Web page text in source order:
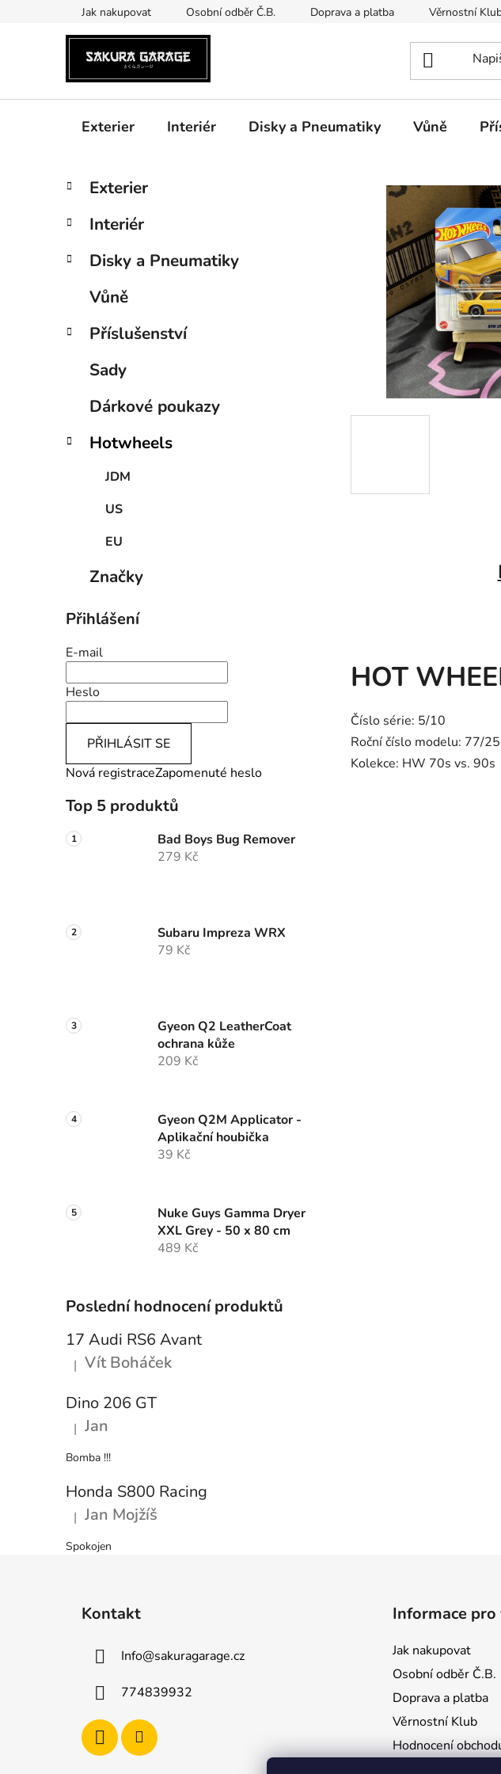
Jak nakupovat Osobní odběr Č.B. Doprava a platba Věrnostní
Exterier Interiér Disky a Pneumatiky Vůně
P
s
r
n
í
l
Přeskočit
kategorie
K
a
e
o
Exterier
Interiér
Disky a Pneumatiky
Vůně
Příslušenství
Sady
Dárkové poukazy
Hotwheels
JDM
US
EU
Značky
Přihlášení
E-mail
Heslo
PŘIHLÁSIT SE
Nová registraceZapomenuté heslo
Top 5 produktů
Bad Boys Bug Remover
279 Kč
Subaru Impreza WRX
79 Kč
Gyeon Q2 LeatherCoat
ochrana kůže
209 Kč
Gyeon Q2M Applicator -
Aplikační houbička
39 Kč
Nuke Guys Gamma Dryer
XXL Grey - 50 x 80 cm
489 Kč
Poslední hodnocení produktů
17 Audi RS6 Avant
Hodnocení produktu je 5 z 5 hvězdiček.
| Vít Boháček
Dino 206 GT
Hodnocení produktu je 5 z 5 hvězdiček.
| Jan
Bomba !!!
Honda S800 Racing
Hodnocení produktu je 5 z 5 hvězdiček.
| Jan Mojžíš
Spokojen
HOT
Číslo série: 5/10
Roční číslo modelu: 77/
Kolekce: HW 70s vs. 90s
Kontakt
Info@sakuragarage.cz
774839932
Informace pro
Jak nakupovat
Osobní odběr Č.B.
Doprava a platba
Věrnostní Klub
Hodnocení